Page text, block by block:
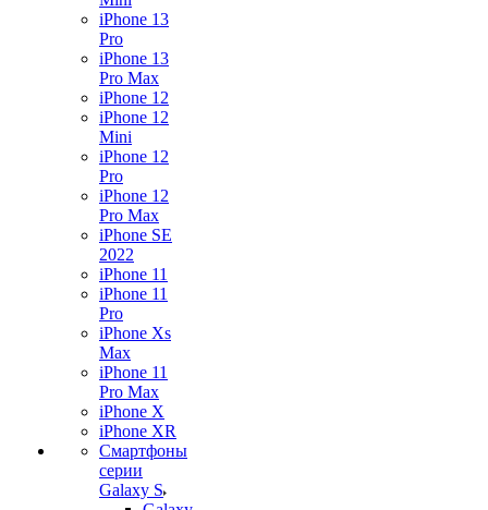
iPhone 13
Pro
iPhone 13
Pro Max
iPhone 12
iPhone 12
Mini
iPhone 12
Pro
iPhone 12
Pro Max
iPhone SE
2022
iPhone 11
iPhone 11
Pro
iPhone Xs
Max
iPhone 11
Pro Max
iPhone X
iPhone XR
Смартфоны
серии
Galaxy S